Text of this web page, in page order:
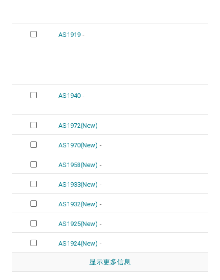
AS1919 -
AS1940 -
AS1972(New) -
AS1970(New) -
AS1958(New) -
AS1933(New) -
AS1932(New) -
AS1925(New) -
AS1924(New) -
显示更多信息